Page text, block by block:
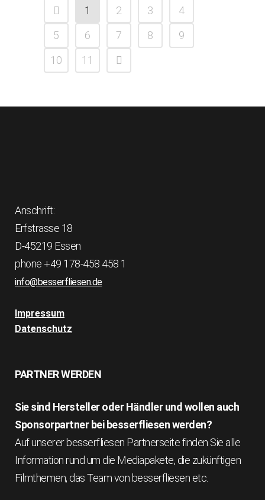
1 2 3
4
5
6 7 8
9
10
11
Anschrift:
Erfstrasse 18
D-45219 Essen
phone +49 178-458 458 1
info@besserfliesen.de
Impressum
Datenschutz
PARTNER WERDEN
Sie sind Hersteller oder Händler und wollen auch
Sponsorpartner bei besserfliesen werden?
Auf unserer besserfliesen Partnerseite finden Sie alle
Information rund um die Mediapakete, die zukünftigen
Filmthemen, das Team von besserfliesen etc.